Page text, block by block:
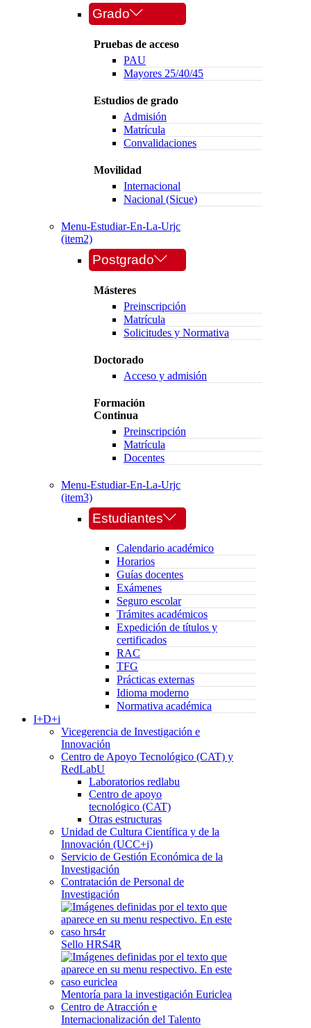
Grado
Pruebas de acceso
PAU
Mayores 25/40/45
Estudios de grado
Admisión
Matrícula
Convalidaciones
Movilidad
Internacional
Nacional (Sicue)
Menu-Estudiar-En-La-Urjc
(item2)
Postgrado
Másteres
Preinscripción
Matrícula
Solicitudes y Normativa
Doctorado
Acceso y admisión
Formación
Continua
Preinscripción
Matrícula
Docentes
Menu-Estudiar-En-La-Urjc
(item3)
Estudiantes
Calendario académico
Horarios
Guías docentes
Exámenes
Seguro escolar
Trámites académicos
Expedición de títulos y
certificados
RAC
TFG
Prácticas externas
Idioma moderno
Normativa académica
I+D+i
Vicegerencia de Investigación e
Innovación
Centro de Apoyo Tecnológico (CAT) y
RedLabU
Laboratorios redlabu
Centro de apoyo
tecnológico (CAT)
Otras estructuras
Unidad de Cultura Científica y de la
Innovación (UCC+i)
Servicio de Gestión Económica de la
Investigación
Contratación de Personal de
Investigación
Sello HRS4R
Mentoría para la investigación Euriclea
Centro de Atracción e
Internacionalización del Talento